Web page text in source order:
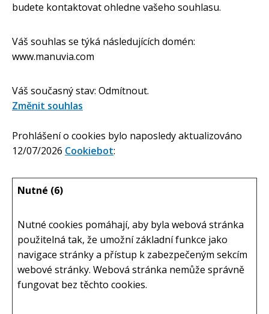
budete kontaktovat ohledne vašeho souhlasu.
Váš souhlas se týká následujících domén:
www.manuvia.com
Váš současný stav: Odmítnout.
Změnit souhlas
Prohlášení o cookies bylo naposledy aktualizováno
12/07/2026 Cookiebot:
Nutné (6)
Nutné cookies pomáhají, aby byla webová stránka
použitelná tak, že umožní základní funkce jako
navigace stránky a přístup k zabezpečeným sekcím
webové stránky. Webová stránka nemůže správně
fungovat bez těchto cookies.